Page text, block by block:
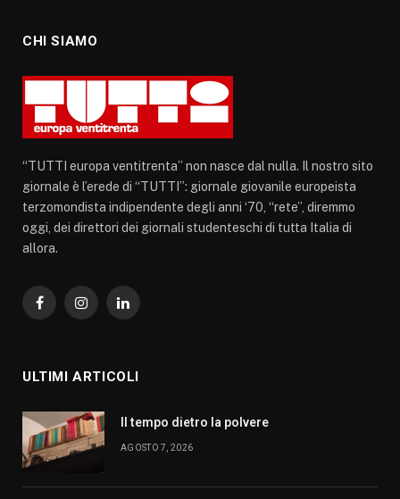
CHI SIAMO
“TUTTI europa ventitrenta” non nasce dal nulla. Il nostro sito
giornale è l’erede di “TUTTI”: giornale giovanile europeista
terzomondista indipendente degli anni ‘70, “rete”, diremmo
oggi, dei direttori dei giornali studenteschi di tutta Italia di
allora.
FacebookInstagramLinkedIn
ULTIMI ARTICOLI
Il tempo dietro la polvere
AGOSTO 7, 2026